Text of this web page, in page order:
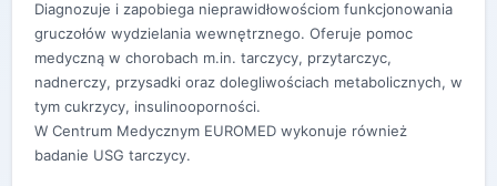
Diagnozuje i zapobiega nieprawidłowościom funkcjonowania
gruczołów wydzielania wewnętrznego. Oferuje pomoc
medyczną w chorobach m.in. tarczycy, przytarczyc,
nadnerczy, przysadki oraz dolegliwościach metabolicznych, w
tym cukrzycy, insulinooporności.
W Centrum Medycznym EUROMED wykonuje również
badanie USG tarczycy.